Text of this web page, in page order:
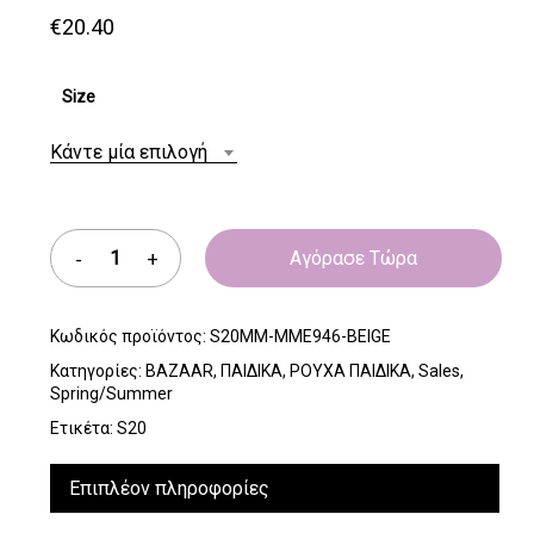
€20.40
Size
Κάντε μία επιλογή
Αγόρασε Τώρα
Κωδικός προϊόντος: S20MM-MME946-BEIGE
Κατηγορίες: BAZAAR, ΠΑΙΔΙΚΑ, ΡΟΥΧΑ ΠΑΙΔΙΚΑ, Sales,
Spring/Summer
Ετικέτα: S20
Επιπλέον πληροφορίες